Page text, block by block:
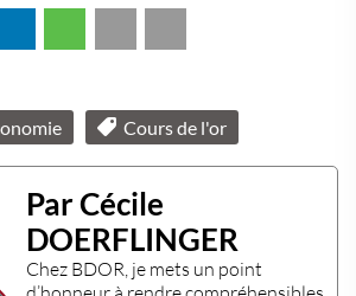
Cours de l'or
Par Cécile
DOERFLINGER
Chez BDOR , je mets un point